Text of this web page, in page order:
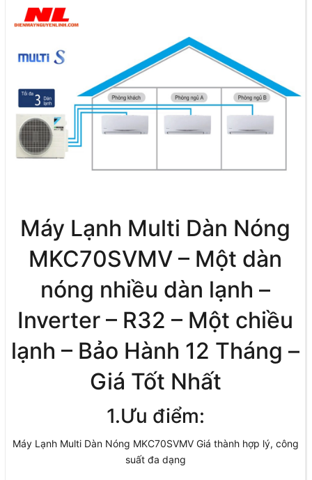
Máy Lạnh Multi Dàn Nóng
MKC70SVMV – Một dàn
nóng nhiều dàn lạnh –
Inverter – R32 – Một chiều
lạnh – Bảo Hành 12 Tháng –
Giá Tốt Nhất
1.Ưu điểm:
Máy Lạnh Multi Dàn Nóng MKC70SVMV Giá thành hợp lý, công
suất đa dạng